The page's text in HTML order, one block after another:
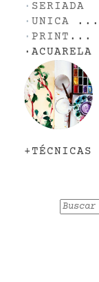
· SERIADA
· UNICA ...
· PRINT ...
· ACUARELA
+TÉCNICAS